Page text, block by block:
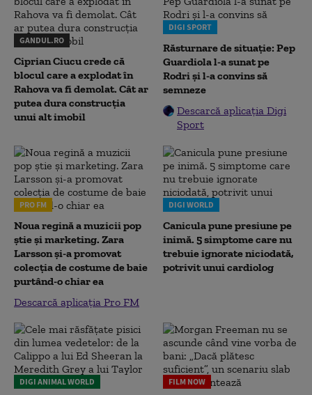
GANDUL.RO
Ciprian Ciucu crede că
blocul care a explodat în
Rahova va fi demolat. Cât ar
putea dura construcția
unui alt imobil
DIGI SPORT
Răsturnare de situație: Pep
Guardiola l-a sunat pe
Rodri și l-a convins să
semneze
Descarcă aplicația Digi
Sport
PRO FM
Noua regină a muzicii pop
știe și marketing. Zara
Larsson și-a promovat
colecția de costume de baie
purtând-o chiar ea
Descarcă aplicația Pro FM
DIGI WORLD
Canicula pune presiune pe
inimă. 5 simptome care nu
trebuie ignorate niciodată,
potrivit unui cardiolog
DIGI ANIMAL WORLD FILM NOW